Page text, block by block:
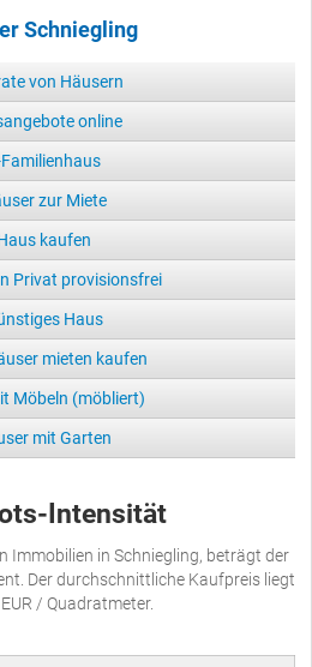
Schniegling
von Häusern
online
zur Miete
kaufen
Privat provisionsfrei
Haus
mieten kaufen
Möbeln (möbliert)
mit Garten
Intensität
Immobilien in Schniegling, beträgt der
Der durchschnittliche Kaufpreis liegt
/ Quadratmeter.